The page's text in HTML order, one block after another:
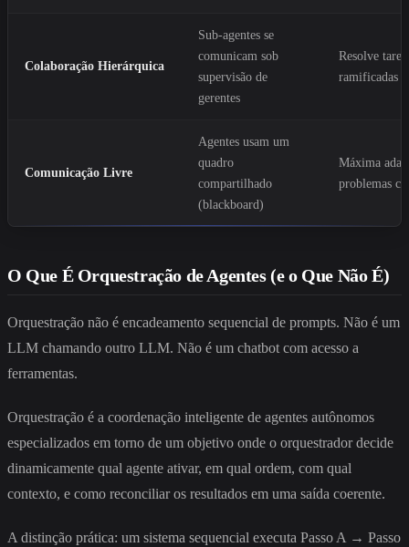
Colaboração Hierárquica
Sub-agentes se
comunicam sob
supervisão de
gerentes
Resolve
ramificadas
Comunicação Livre
Agentes usam um
quadro
compartilhado
(blackboard)
Máxima
problemas
O Que É Orquestração de Agentes (e o Que Não É)
Orquestração não é encadeamento sequencial de prompts. Não é um
LLM chamando outro LLM. Não é um chatbot com acesso a
ferramentas.
Orquestração é a coordenação inteligente de agentes autônomos
especializados em torno de um objetivo onde o orquestrador decide
dinamicamente qual agente ativar, em qual ordem, com qual
contexto, e como reconciliar os resultados em uma saída coerente.
A distinção prática: um sistema sequencial executa Passo A → Passo